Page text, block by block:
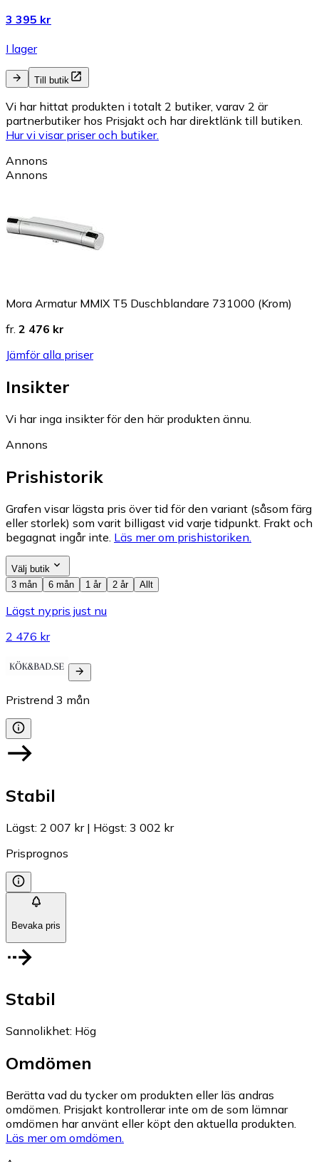
3 395 kr
I lager
Till butik
Vi har hittat produkten i totalt 2 butiker, varav 2 är
partnerbutiker hos Prisjakt och har direktlänk till butiken.
Hur vi visar priser och butiker.
Annons
Annons
Mora Armatur MMIX T5 Duschblandare 731000 (Krom)
fr. 2 476 kr
Jämför alla priser
Insikter
Vi har inga insikter för den här produkten ännu.
Annons
Prishistorik
Grafen visar lägsta pris över tid för den variant (såsom färg
eller storlek) som varit billigast vid varje tidpunkt. Frakt och
begagnat ingår inte. Läs mer om prishistoriken.
Välj butik
3 mån
6 mån 1 år 2 år Allt
Lägst nypris just nu
2 476 kr
Pristrend 3 mån
Stabil
Lägst: 2 007 kr| Högst: 3 002 kr
Prisprognos
Bevaka pris
Stabil
Sannolikhet: Hög
Omdömen
Berätta vad du tycker om produkten eller läs andras
omdömen. Prisjakt kontrollerar inte om de som lämnar
omdömen har använt eller köpt den aktuella produkten.
Läs mer om omdömen.